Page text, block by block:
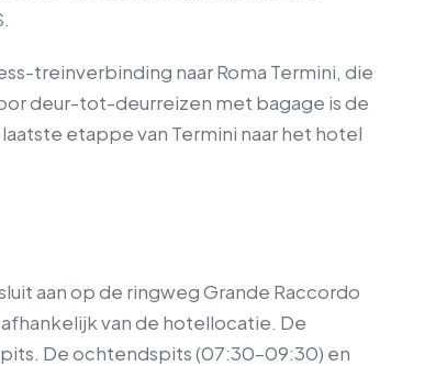
treinverbinding naar Roma Termini, die
deur-tot-deurreizen met bagage is de
etappe van Termini naar het hotel
aan op de ringweg Grande Raccordo
afhankelijk van de hotellocatie. De
De ochtendspits (07:30–09:30) en